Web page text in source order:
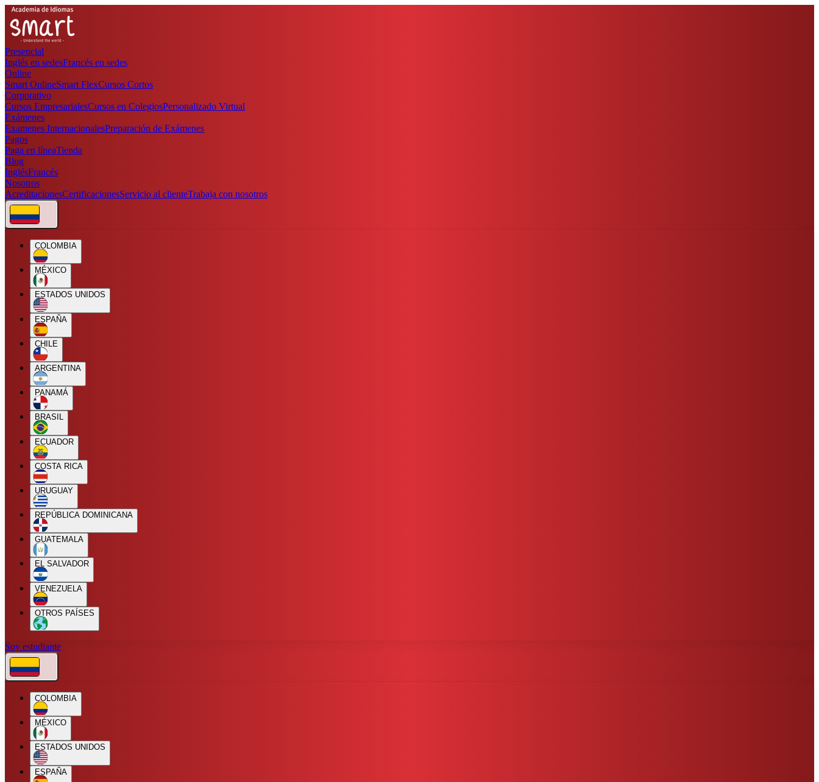
Presencial
Inglés en sedesFrancés en sedes
Online
Smart OnlineSmart FlexCursos Cortos
Corporativo
Cursos EmpresarialesCursos en ColegiosPersonalizado Virtual
Exámenes
Examenes InternacionalesPreparación de Exámenes
Pagos
Paga en líneaTienda
Blog
InglésFrancés
Nosotros
AcreditacionesCertificacionesServicio al clienteTrabaja con nosotros
COLOMBIA
MÉXICO
ESTADOS UNIDOS
ESPAÑA
CHILE
ARGENTINA
PANAMÁ
BRASIL
ECUADOR
COSTA RICA
URUGUAY
REPÚBLICA DOMINICANA
GUATEMALA
EL SALVADOR
VENEZUELA
OTROS PAÍSES
Soy estudiante
COLOMBIA
MÉXICO
ESTADOS UNIDOS
ESPAÑA